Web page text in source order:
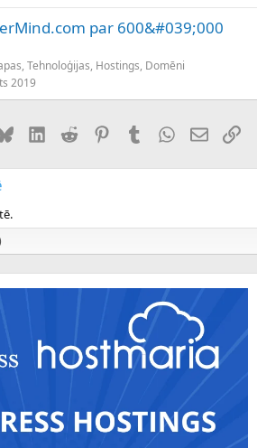
par 600&#039;000
Tehnoloģijas, Hostings, Domēni
2019
BlueskyLinkedInReddit PinterestTumblrWhatsApp
E-pasts